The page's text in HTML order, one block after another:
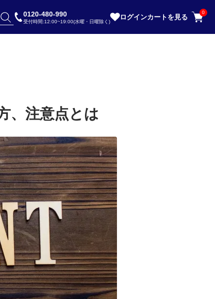
0120-480-990
受付時間:12:00~19:00(水曜・日曜除く)
ログインカートを見る
0
、注意点とは